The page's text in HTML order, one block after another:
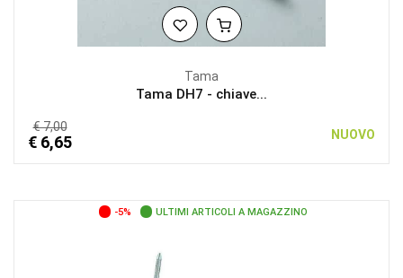
Tama
Tama DH7 - chiave...
€ 7,00
€ 6,65 NUOVO
-5% ULTIMI ARTICOLI A MAGAZZINO